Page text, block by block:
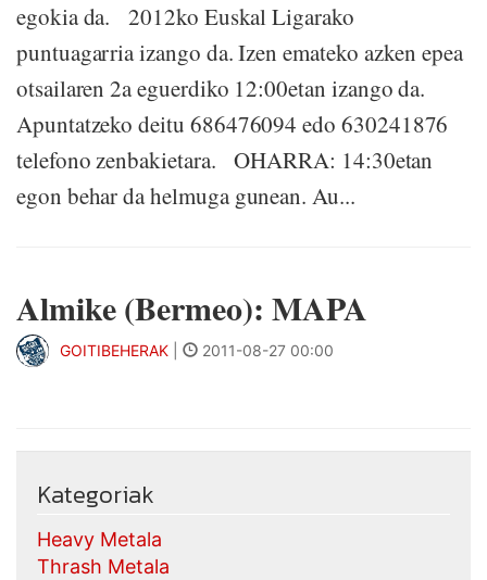
egokia da. 2012ko Euskal Ligarako
puntuagarria izango da. Izen emateko azken epea
otsailaren 2a eguerdiko 12:00etan izango da.
Apuntatzeko deitu 686476094 edo 630241876
telefono zenbakietara. OHARRA: 14:30etan
egon behar da helmuga gunean. Au...
Almike (Bermeo): MAPA
GOITIBEHERAK 2011-08-27 00:00
Kategoriak
Heavy Metala
Thrash Metala